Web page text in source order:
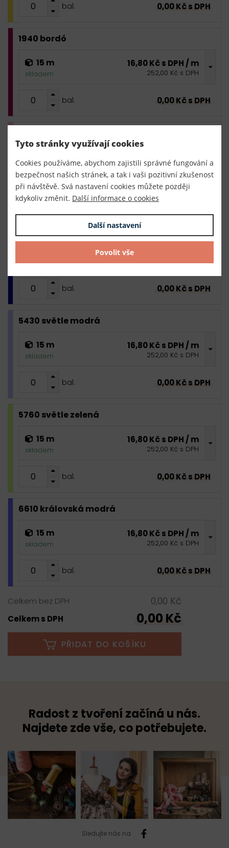
bal. 0,00 Kč s DPH
1940 bordó
15 m
skladem
16,80 Kč s DPH / m
252,00 Kč s DPH
bal. 0,00 Kč s DPH
skladem 252,00 Kč s DPH
bal. 0,00 Kč s DPH
2800 tmavě modrá
skladem
16,80 Kč s DPH / m
252,00 Kč s DPH
bal. 0,00 Kč s DPH
5430 světle modrá
15 m
skladem
16,80 Kč s DPH / m
252,00 Kč s DPH
bal. 0,00 Kč s DPH
5760 světle zelená
15 m
skladem
16,80 Kč s DPH / m
252,00 Kč s DPH
bal. 0,00 Kč s DPH
6610 královská modrá
15 m
skladem
16,80 Kč s DPH / m
252,00 Kč s DPH
bal. 0,00 Kč s DPH
Celkem bez DPH 0,00 Kč
Celkem s DPH 0,00 Kč
PŘIDAT DO KOŠÍKU
Radost z tvoření začíná u nás.
Najdete zde vše, co potřebujete.
Sledujte nás na
Tyto stránky využívají cookies
Cookies používáme, abychom zajistili správné fungování a
bezpečnost našich stránek, a tak i vaši pozitivní zkušenost
při návštěvě. Svá nastavení cookies můžete později
kdykoliv změnit. Další informace o cookies
Další nastavení
Povolit vše